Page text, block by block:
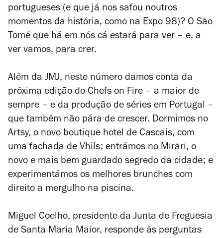
portugueses (e que já nos safou noutros
momentos da história, como na Expo 98)? O São
Tomé que há em nós cá estará para ver – e, a
ver vamos, para crer.
Além da JMJ, neste número damos conta da
próxima edição do Chefs on Fire – a maior de
sempre – e da produção de séries em Portugal –
que também não pára de crescer. Dormimos no
Artsy, o novo boutique hotel de Cascais, com
uma fachada de Vhils; entrámos no Mīrārī, o
novo e mais bem guardado segredo da cidade; e
experimentámos os melhores brunches com
direito a mergulho na piscina.
Miguel Coelho, presidente da Junta de Freguesia
de Santa Maria Maior, responde às perguntas